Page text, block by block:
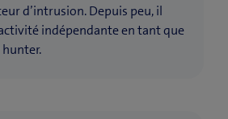
d’intrusion. Depuis peu, il
indépendante en tant que